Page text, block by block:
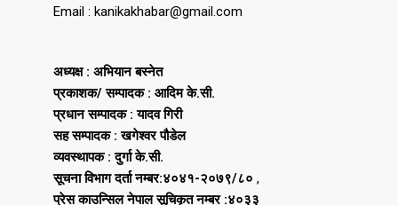
Email : kanikakhabar@gmail.com
अध्यक्ष : अभियान बस्नेत
प्रकाशक/ सम्पादक : आदिम के.सी.
प्रधान सम्पादक : यादव गिरी
सह सम्पादक : खगेश्वर पौडेल
व्यवस्थापक : दुर्गा के.सी.
सूचना विभाग दर्ता नम्बर:४०४१-२०७९/८० ,
प्रेस काउन्सिल नेपाल सूचिकृत नम्बर :४०३३